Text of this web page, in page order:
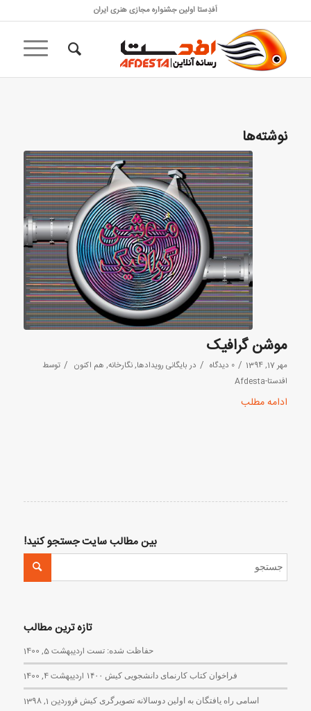
اَفدِستا اولین جشنواره مجازی هنری ایران
نوشته‌ها
موشن گرافیک
مهر 17, 1394 / 0 دیدگاه / در بایگانی رویدادها,نگارخانه, هم اکنون / توسط
افدستا-Afdesta
ادامه مطلب
بین مطالب سایت جستجو کنید!
تازه ترین مطالب
حفاظت شده: تست اردیبهشت 5, 1400
فراخوان کتاب کارنمای دانشجویی کیش ۱۴۰۰ اردیبهشت 4, 1400
اسامی راه یافتگان به اولین دوسالانه تصویرگری کیش فروردین 1, 1398